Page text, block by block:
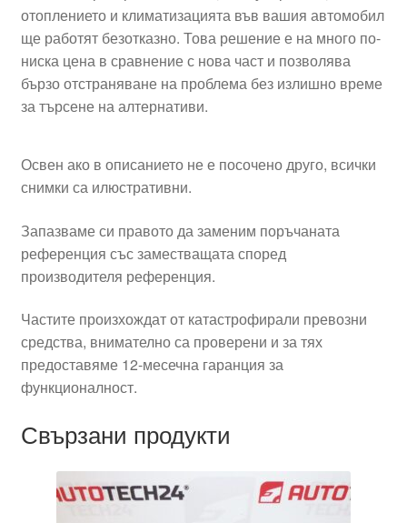
отоплението и климатизацията във вашия автомобил
ще работят безотказно. Това решение е на много по-
ниска цена в сравнение с нова част и позволява
бързо отстраняване на проблема без излишно време
за търсене на алтернативи.
Освен ако в описанието не е посочено друго, всички
снимки са илюстративни.
Запазваме си правото да заменим поръчаната
референция със заместващата според
производителя референция.
Частите произхождат от катастрофирали превозни
средства, внимателно са проверени и за тях
предоставяме 12-месечна гаранция за
функционалност.
Свързани продукти